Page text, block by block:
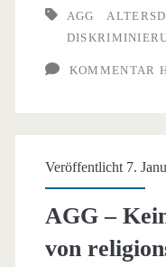
AGG
KOMMENTAR
Veröffentlicht 7.
AGG –
von